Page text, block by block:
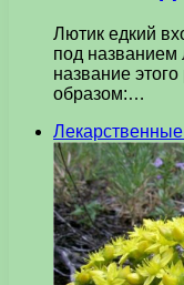
Лютик едкий
под названием
название
образом:…